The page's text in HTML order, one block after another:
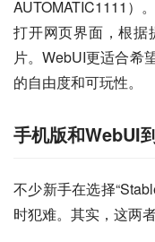
AUTOMATIC1111）
打开网页界面，根据
片。WebUI更适合希
的自由度和可玩性。
手机版和WebUI
不少新手在选择
时犯难。其实，这两